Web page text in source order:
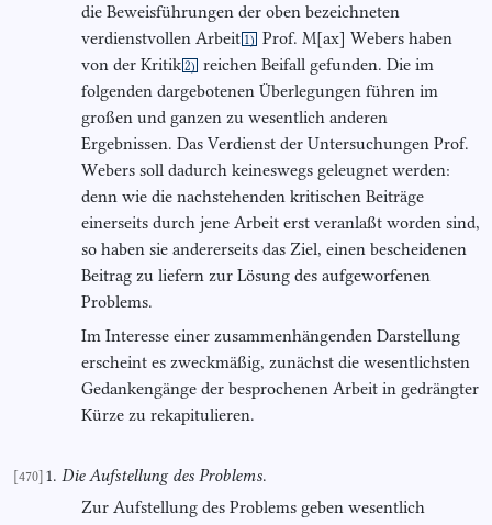
die Beweisführungen der oben bezeichneten
verdienstvollen Arbeit 1) Prof. M[ax] Webers haben
von der Kritik 2) reichen Beifall gefunden. Die im
folgenden dargebotenen Überlegungen führen im
großen und ganzen zu wesentlich anderen
Ergebnissen. Das Verdienst der Untersuchungen Prof.
Webers soll dadurch keineswegs geleugnet werden:
denn wie die nachstehenden kritischen Beiträge
einerseits durch jene Arbeit erst veranlaßt worden sind,
so haben sie andererseits das Ziel, einen bescheidenen
Beitrag zu liefern zur Lösung des aufgeworfenen
Problems.
Im Interesse einer zusammenhängenden Darstellung
erscheint es zweckmäßig, zunächst die wesentlichsten
Gedankengänge der besprochenen Arbeit in gedrängter
Kürze zu rekapitulieren.
[470] 1.Die Aufstellung des Problems.
Zur Aufstellung des Problems geben wesentlich